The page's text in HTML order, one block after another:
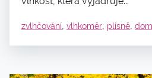
zvlhčování, vlhkoměr, plísně,